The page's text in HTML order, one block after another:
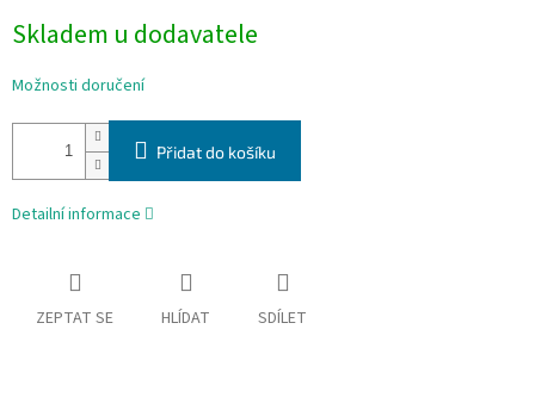
cena:
Skladem u dodavatele
Možnosti doručení
Přidat do košíku
Detailní informace
ZEPTAT SE HLÍDAT SDÍLET